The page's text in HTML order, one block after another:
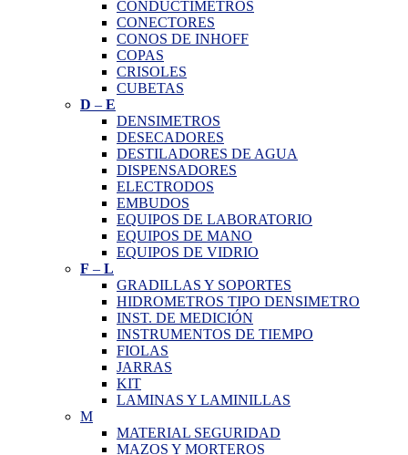
CONDUCTÍMETROS
CONECTORES
CONOS DE INHOFF
COPAS
CRISOLES
CUBETAS
D – E
DENSIMETROS
DESECADORES
DESTILADORES DE AGUA
DISPENSADORES
ELECTRODOS
EMBUDOS
EQUIPOS DE LABORATORIO
EQUIPOS DE MANO
EQUIPOS DE VIDRIO
F – L
GRADILLAS Y SOPORTES
HIDROMETROS TIPO DENSIMETRO
INST. DE MEDICIÓN
INSTRUMENTOS DE TIEMPO
FIOLAS
JARRAS
KIT
LAMINAS Y LAMINILLAS
M
MATERIAL SEGURIDAD
MAZOS Y MORTEROS